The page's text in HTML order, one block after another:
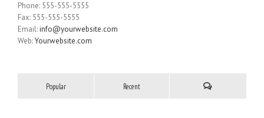
Phone: 555-555-5555
Fax: 555-555-5555
Email:info@yourwebsite.com
Web:Yourwebsite.com
Popular Recent